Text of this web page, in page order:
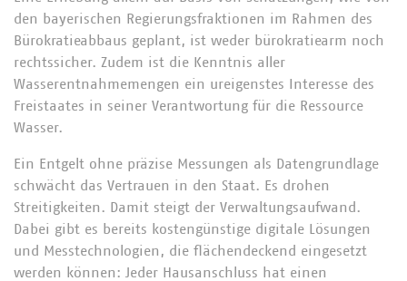
den bayerischen Regierungsfraktionen im Rahmen des
Bürokratieabbaus geplant, ist weder bürokratiearm noch
rechtssicher. Zudem ist die Kenntnis aller
Wasserentnahmemengen ein ureigenstes Interesse des
Freistaates in seiner Verantwortung für die Ressource
Wasser.
Ein Entgelt ohne präzise Messungen als Datengrundlage
schwächt das Vertrauen in den Staat. Es drohen
Streitigkeiten. Damit steigt der Verwaltungsaufwand.
Dabei gibt es bereits kostengünstige digitale Lösungen
und Messtechnologien, die flächendeckend eingesetzt
werden können: Jeder Hausanschluss hat einen